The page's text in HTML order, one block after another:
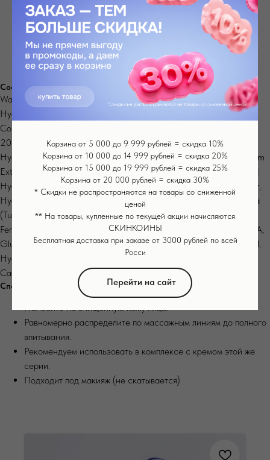
тусклость.
Эллаговая кислота и природный NMF (натуральный
увлажняющий фактор) - стимулируют синтез коллагена,
осветляют, защищают от uv-повреждений и свободных
радикалов.
Состав
Water, Butylene Glycol, Glycereth-26, Glycerin, Niacinamide,
Hydrolyzed Oat Protein, Trehalose, 1,2-Hexanediol, Hydrolyzed
Collagen, Hydroxyacetophenone, PVP, Xanthan Gum, Polysorbate
20, Euglena Gracilis Polysaccharide, Sodium DNA, Sodium
Hyaluronate, Pentylene Glycol, Phenoxyethanol, Sargassum Pallidum
Extract, Disodium EDTA, Hydroxyethylcellulose, Sodium Acetylated
Hyaluronate, Ethylhexylglycerin, Sodium Hyaluronate Crosspolymer,
Hydrolyzed Sodium Hyaluronate, Sodium Chloride, Curcuma Longa
(Turmeric) Root Extract, Camellia Sinensis Extract, Lactobacillus
Ferment, Hexapeptide-9, Hydrolyzed Soybean Extract, Sodium PCA,
Glutathione, Erythritol, Chondrus Crispus Extract, Propylene Glycol,
Hydroxypropyl Cyclodextrin, Ellagic Acid, PEG-40 Hydrogenated
Castor Oil, Benzoic Acid, Sorbic Acid, CI 42090, CI 19140
Способ применения
Нанесите на очищенную кожу лица.
Равномерно распределите по массажным линиям до полного
впитывания.
Рекомендуем использовать в комплексе с кремом этой же
серии.
Подходит под макияж (не скатывается)
Корзина от 5 000 до 9 999 рублей = скидка 10%
Корзина от 10 000 до 14 999 рублей = скидка 20%
Корзина от 15 000 до 19 999 рублей = скидка 25%
Корзина от 20 000 рублей = скидка 30%
* Скидки не распространяются на товары со сниженной
ценой
** На товары, купленные по текущей акции начисляются
СКИНКОИНЫ
Бесплатная доставка при заказе от 3000 рублей по всей
Росси
Перейти на сайт